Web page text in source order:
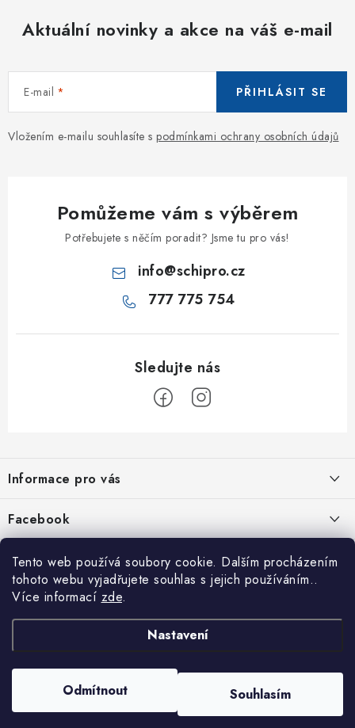
Tento web používá soubory cookie. Dalším procházením
tohoto webu vyjadřujete souhlas s jejich používáním..
Více informací zde.
Nastavení
Odmítnout Souhlasím
Aktuální novinky a akce na váš e-mail
E-mail
Vložením e-mailu souhlasíte s podmínkami ochrany osobních údajů
PŘIHLÁSIT SE
Pomůžeme vám s výběrem
Potřebujete s něčím poradit? Jsme tu pro vás!
info@schipro.cz
777 775 754
p
a
t
Informace pro vás
Obchodní podmínky
Podmínky ochrany osobních údajů
Reklamace
Online platby Comgate
Facebook
Vytvořil Shoptet
. Všechna práva vyhrazena.Upravit nastavení